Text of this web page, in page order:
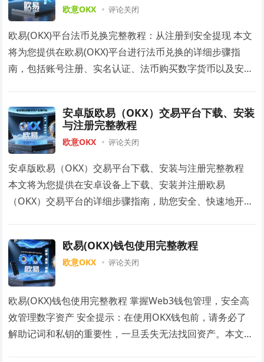
欧意OKX 评论关闭
欧易(OKX)平台法币兑换完整教程：从注册到安全提现 本文
将为您提供在欧易(OKX)平台进行法币兑换的详细步骤指
南，包括账号注册、实名认证、法币购买数字货币以及安全
安卓版欧易（OKX）交易平台下载、安装
与注册完整教程
欧意OKX 评论关闭
安卓版欧易（OKX）交易平台下载、安装与注册完整教程
本文将为您提供在安卓设备上下载、安装并注册欧易
（OKX）交易平台的详细步骤指南，助您安全、快速地开启
欧易(OKX)钱包使用完整教程
欧意OKX 评论关闭
欧易(OKX)钱包使用完整教程 掌握Web3钱包管理，安全高
效管理数字资产 安全提示：在使用OKX钱包前，请务必了
解助记词和私钥的重要性，一旦丢失无法找回资产。本文仅